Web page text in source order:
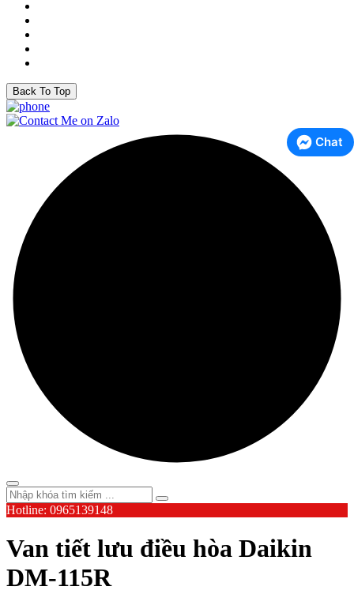
Back To Top
Chat
Hotline: 0965139148
Van tiết lưu điều hòa Daikin
DM-115R